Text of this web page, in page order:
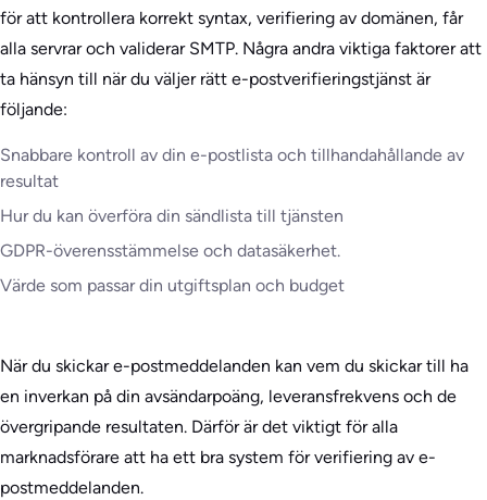
för att kontrollera korrekt syntax, verifiering av domänen, får
alla servrar och validerar SMTP. Några andra viktiga faktorer att
ta hänsyn till när du väljer rätt e-postverifieringstjänst är
följande:
Snabbare kontroll av din e-postlista och tillhandahållande av
resultat
Hur du kan överföra din sändlista till tjänsten
GDPR-överensstämmelse och datasäkerhet.
Värde som passar din utgiftsplan och budget
När du skickar e-postmeddelanden kan vem du skickar till ha
en inverkan på din avsändarpoäng, leveransfrekvens och de
övergripande resultaten. Därför är det viktigt för alla
marknadsförare att ha ett bra system för verifiering av e-
postmeddelanden.